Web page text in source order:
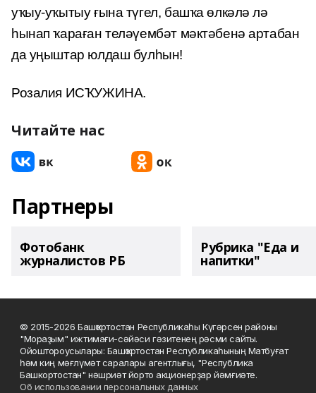
уҡыу-уҡытыу ғына түгел, башҡа өлкәлә лә
һынап ҡараған теләүембәт мәктәбенә артабан
да уңыштар юлдаш булһын!
Розалия ИСҠУЖИНА.
Читайте нас
Партнеры
Фотобанк
журналистов РБ
Рубрика "Еда и
напитки"
© 2015-2026 Башҡортостан Республикаһы Күгәрсен районы
"Мораҙым" ижтимағи-сәйәси гәзитенең рәсми сайты.
Ойоштороусылары: Башҡортостан Республикаһының Матбуғат
һәм киң мәғлүмәт саралары агентлығы, "Республика
Башкортостан" нәшриәт йорто акционерҙар йәмғиәте.
Об использовании персональных данных